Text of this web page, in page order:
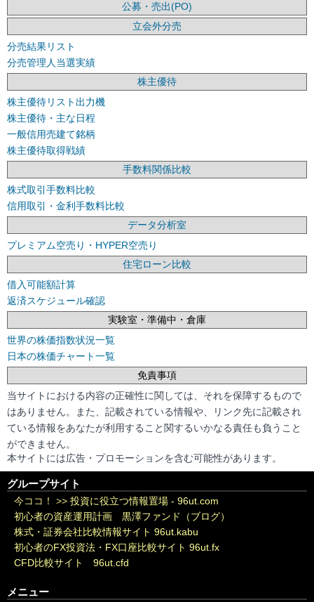
公募・売出(PO)
立会外分売
分売結果リスト
分売管理人当選実績
株主優待
株主優待リスト出力機
株主優待・主な日程
一般信用売建て銘柄
株主優待取得戦績
手数料関係比較
株式取引手数料比較
信用取引・金利手数料比較
データ分析室
プレミアム空売り・HYPER空売り
住宅ローン比較
借入可能額計算
返済スケジュール確認
実験室・準備中・倉庫
世界の株価指数状況一覧
日本の株価チャート一覧
免責事項
当サイトにおける内容の正確性に関しては、それを保障するもので
はありません。また、記載されている情報や、リンク先に記載され
ている情報をあなたが利用すること関するいかなる責任も負うこと
ができません。
本サイトには広告・プロモーションを含む可能性があります。
グループサイト
今ココ！ >> 投資に役立つ情報置場 - 96ut.com
初心者の資産運用計画 黒澤ファンド（ブログ）
株式・証券会社比較情報サイト 96ut.kabu
初心者のFX投資法・FX口座比較サイト 96ut.fx
CFD比較サイト 96ut.cfd
メニュー